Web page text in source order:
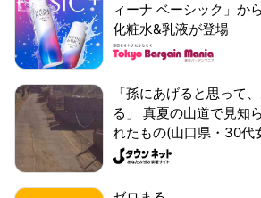
ィーナ ベーシック」か
化粧水&乳液が登場
「孫にあげると思って
る」 真夏の山道で見知
れたもの(山口県・30代